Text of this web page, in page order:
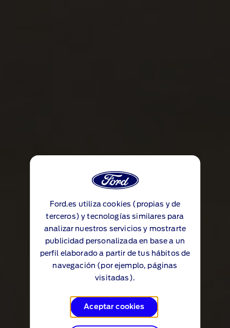
Ford.es utiliza cookies (propias y de
terceros) y tecnologías similares para
analizar nuestros servicios y mostrarte
publicidad personalizada en base a un
perfil elaborado a partir de tus hábitos de
navegación (por ejemplo, páginas
visitadas).
Aceptar cookies